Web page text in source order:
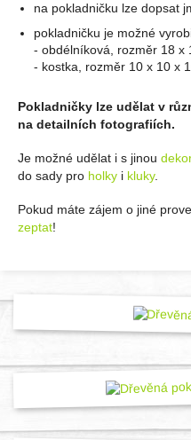
na pokladničku lze dopsat
pokladničku je možné
- obdélníková, rozměr 18
- kostka, rozměr 10 x 10 x
Pokladničky lze udělat v
na detailních fotografiích.
Je možné udělat i s jinou
do sady pro holky i kluky.
Pokud máte zájem o jiné
zeptat!